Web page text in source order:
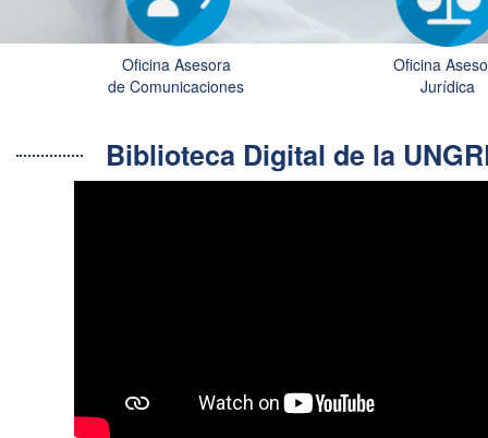
Oficina Asesora
de Comunicaciones
Oficina
Jurídica
Biblioteca Digital de la